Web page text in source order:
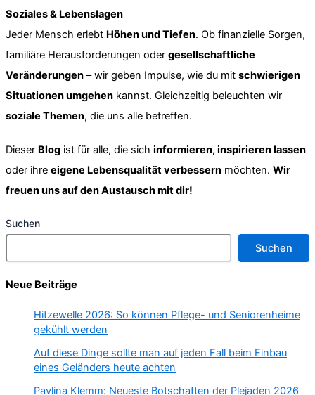
Soziales & Lebenslagen
Jeder Mensch erlebt Höhen und Tiefen. Ob finanzielle Sorgen,
familiäre Herausforderungen oder gesellschaftliche
Veränderungen – wir geben Impulse, wie du mit schwierigen
Situationen umgehen kannst. Gleichzeitig beleuchten wir
soziale Themen, die uns alle betreffen.
Dieser Blog ist für alle, die sich informieren, inspirieren lassen
oder ihre eigene Lebensqualität verbessern möchten. Wir
freuen uns auf den Austausch mit dir!
Suchen
Suchen
Neue Beiträge
Hitzewelle 2026: So können Pflege- und Seniorenheime
gekühlt werden
Auf diese Dinge sollte man auf jeden Fall beim Einbau
eines Geländers heute achten
Pavlina Klemm: Neueste Botschaften der Plejaden 2026